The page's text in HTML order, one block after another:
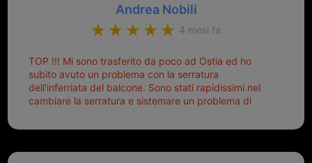
mettere in moto era un terno al Lotto; ormai pensavo
di dover prendere un mutuo per ricomprarle alla
Nissan... e invece ho scoperto che la Ferramenta
tutti i tipi. Adesso che ho la mia fiammante chiave
nuova (solo la chiave, perché la macchina è rimasta
quella di prima), ogni volta che salgo in macchina, il
mio pensiero va subito a Michele perché non dover
mette di buon umore, e ti fa cominciare bene la
lo consiglio a chiunque debba duplicare una chiave
Andrea Nobili
4 mesi fa
TOP !!! Mi sono trasferito da poco ad Ostia ed ho
subito avuto un problema con la serratura
dell'inferriata del balcone. Sono stati rapidissimi nel
cambiare la serratura e sistemare un problema di
onesto evitando spese ben più esose. Competenti,
un punto di riferimento per situazioni di questo tipo